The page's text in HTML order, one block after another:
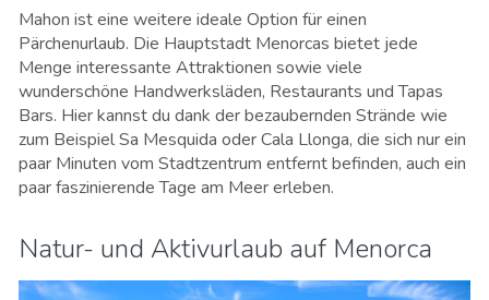
Mahon ist eine weitere ideale Option für einen
Pärchenurlaub. Die Hauptstadt Menorcas bietet jede
Menge interessante Attraktionen sowie viele
wunderschöne Handwerksläden, Restaurants und Tapas
Bars. Hier kannst du dank der bezaubernden Strände wie
zum Beispiel Sa Mesquida oder Cala Llonga, die sich nur ein
paar Minuten vom Stadtzentrum entfernt befinden, auch ein
paar faszinierende Tage am Meer erleben.
Natur- und Aktivurlaub auf Menorca